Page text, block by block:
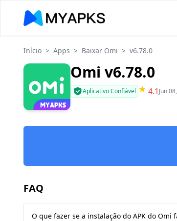
Início > Apps > Baixar Omi > v6.78.0
Omi v6.78.0
Aplicativo Confiável 4.1 Jun
FAQ
O que fazer se a instalação do APK do Omi